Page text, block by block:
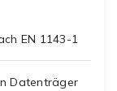
EN 1143-1
Datenträger